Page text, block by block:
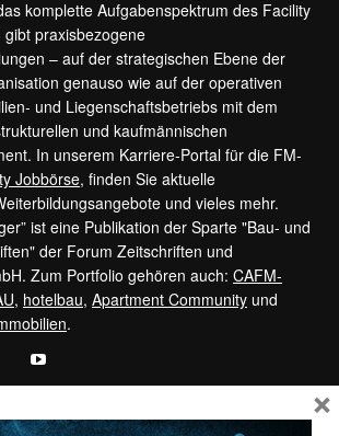
komplette Aufgabenspektrum des Facility
praxisbezogene
– auf der strategischen Ebene der
genauso wie auf der operativen
und Liegenschaftsbetriebs mit dem
und kaufmännischen
In unserem Karriere-Portal für die FM-
Jobbörse, finden Sie aktuelle
und vieles mehr.
ist eine Publikation der Sparte "Bau- und
der Forum Zeitschriften und
Zum Portfolio gehören auch: CAFM-
, hotelbau, Apartment Community und
.
uns:service@forum-zeitschriften.de ×